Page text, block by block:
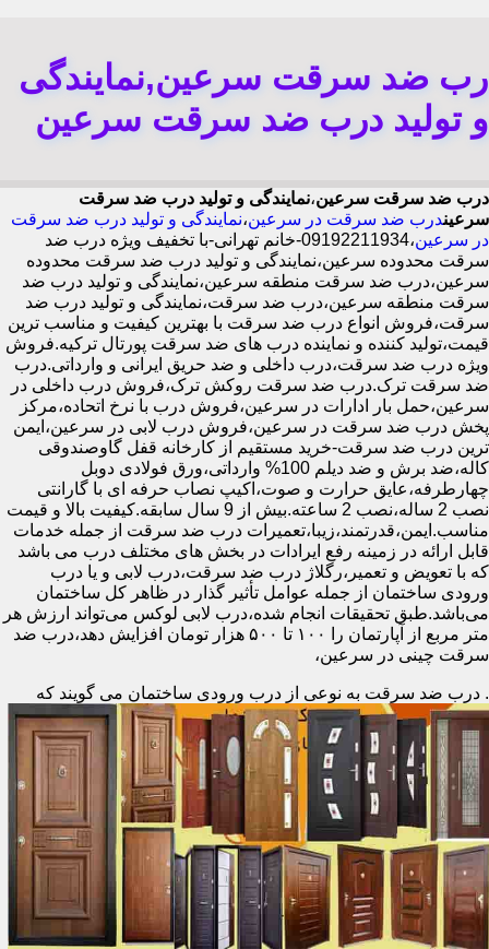
ضد سرقت سرعین,نمایندگی
و تولید درب ضد سرقت سرعین
درب ضد سرقت سرعین،نمایندگی و تولید درب ضد سرقت
سرعیندرب ضد سرقت در سرعین،نمایندگی و تولید درب ضد سرقت
در سرعین
،09192211934-خانم تهرانی-با تخفیف ویژه درب ضد
سرقت محدوده سرعین،نمایندگی و تولید درب ضد سرقت محدوده
سرعین،درب ضد سرقت منطقه سرعین،نمایندگی و تولید درب ضد
سرقت منطقه سرعین،درب ضد سرقت،نمایندگی و تولید درب ضد
سرقت،فروش انواع درب ضد سرقت با بهترین کیفیت و مناسب ترین
قیمت،تولید کننده و نماینده درب های ضد سرقت پورتال ترکیه.فروش
ویژه درب ضد سرقت،درب داخلی و ضد حریق ایرانی و وارداتی.درب
ضد سرقت ترک.درب ضد سرقت روکش ترک،فروش درب داخلی در
سرعین،حمل بار ادارات در سرعین،فروش درب با نرخ اتحاده،مرکز
پخش درب ضد سرقت در سرعین،فروش درب لابی در سرعین،ایمن
ترین درب ضد سرقت-خرید مستقیم از کارخانه قفل گاوصندوقی
کاله،ضد برش و ضد دیلم 100% وارداتی،ورق فولادی دوبل
چهارطرفه،عایق حرارت و صوت،اکیپ نصاب حرفه ای با گارانتی
نصب 2 ساله،نصب 2 ساعته.بیش از 9 سال سابقه.کیفیت بالا و قیمت
مناسب.ایمن،قدرتمند،زیبا،تعمیرات درب ضد سرقت از جمله خدمات
قابل ارائه در زمینه رفع ایرادات در بخش های مختلف درب می باشد
که با تعویض و تعمیر،رگلاژ درب ضد سرقت،درب لابی و یا درب
ورودی ساختمان از جمله عوامل تأثیر گذار در ظاهر کل ساختمان
می‌باشد.طبق تحقیقات انجام شده،درب لابی لوکس می‌تواند ارزش هر
متر مربع از آپارتمان را ۱۰۰ تا ۵۰۰ هزار تومان افزایش دهد،درب ضد
سرقت چینی در سرعین،
. درب ضد سرقت به نوعی از درب ورودی ساختمان می گویند که